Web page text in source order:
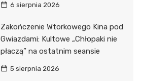
6 sierpnia 2026
Zakończenie Wtorkowego Kina pod
Gwiazdami: Kultowe „Chłopaki nie
płaczą” na ostatnim seansie
5 sierpnia 2026